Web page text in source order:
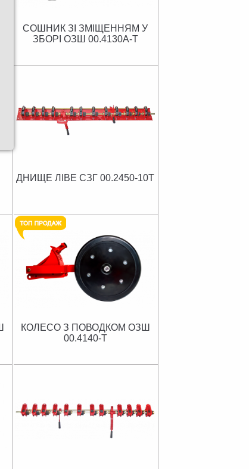
СОШНИК ЗІ ЗМІЩЕННЯМ У
ЗБОРІ ОЗШ 00.4130А-Т
ДНИЩЕ ЛІВЕ СЗГ 00.2450-10Т
КОЛЕСО З ПОВОДКОМ ОЗШ
00.4140-Т